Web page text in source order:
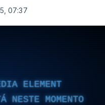
07:37
ELEMENT
NESTE MOMENTO